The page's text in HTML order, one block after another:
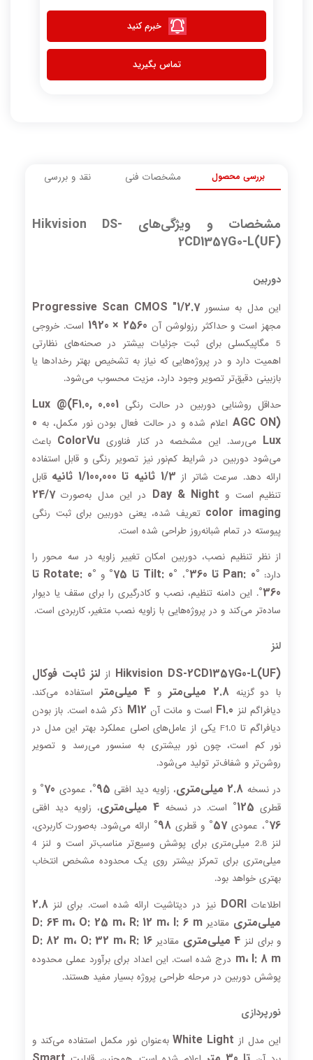
خبرم کنید
تماس بگیرید
بررسی محصول مشخصات فنی نقد و بررسی
مشخصات و ویژگی‌های Hikvision DS-
2CD1357G0-L(UF)
دوربین
این مدل به سنسور1/2.7" Progressive Scan CMOS
مجهز است و حداکثر رزولوشن آن 2560 × 1920
است. خروجی
5 مگاپیکسلی برای ثبت جزئیات بیشتر در صحنه‌های نظارتی
اهمیت دارد و در پروژه‌هایی که نیاز به تشخیص بهتر رخدادها یا
بازبینی دقیق‌تر تصویر وجود دارد، مزیت محسوب می‌شود.
حداقل روشنایی دوربین در حالت رنگی
0.001 Lux @(F1.0,
AGC ON) اعلام شده و در حالت فعال بودن نور مکمل، به 0
Lux می‌رسد. این مشخصه در کنار فناوریColorVu باعث
می‌شود دوربین در شرایط کم‌نور نیز تصویر رنگی و قابل استفاده
ارائه دهد. سرعت شاتر از 1/3 ثانیه تا 1/100,000 ثانیه
قابل
تنظیم است و Day & Night در این مدل به‌صورت24/7
color imaging تعریف شده، یعنی دوربین برای ثبت رنگی
پیوسته در تمام شبانه‌روز طراحی شده است.
از نظر تنظیم نصب، دوربین امکان تغییر زاویه در سه محور را
دارد: Pan: 0° تا 360° ، Tilt: 0° تا 75° و
Rotate: 0° تا
360° . این دامنه تنظیم، نصب و کادرگیری را برای سقف یا دیوار
ساده‌تر می‌کند و در پروژه‌هایی با زاویه نصب متغیر، کاربردی است.
لنز
Hikvision DS-2CD1357G0-L(UF) ازلنز ثابت فوکال
با دو گزینه2.8 میلی‌متر و 4 میلی‌متر
استفاده می‌کند.
دیافراگم لنز F1.0 است و مانت آن M12 ذکر شده است. باز بودن
دیافراگم تا F1.0 یکی از عامل‌های اصلی عملکرد بهتر این مدل در
نور کم است، چون نور بیشتری به سنسور می‌رسد و تصویر
روشن‌تر و شفاف‌تر تولید می‌شود.
در نسخه 2.8 میلی‌متری ، زاویه دید افقی 95° ، عمودی 70°
و
قطری 125° است. در نسخه 4 میلی‌متری ، زاویه دید افقی
76° ، عمودی57° و قطری 98°
ارائه می‌شود. به‌صورت کاربردی،
لنز 2.8 میلی‌متری برای پوشش وسیع‌تر مناسب‌تر است و لنز 4
میلی‌متری برای تمرکز بیشتر روی یک محدوده مشخص انتخاب
بهتری خواهد بود.
اطلاعاتDORI نیز در دیتاشیت ارائه شده است. برای لنز2.8
میلی‌متری مقادیرD: 64 m، O: 25 m، R: 12 m، I: 6 m
و برای لنز 4 میلی‌متری مقادیرD: 82 m، O: 32 m، R: 16
m، I: 8 m درج شده است. این اعداد برای برآورد عملی محدوده
پوشش دوربین در مرحله طراحی پروژه بسیار مفید هستند.
نورپردازی
این مدل از White Lightبه‌عنوان نور مکمل استفاده می‌کند و